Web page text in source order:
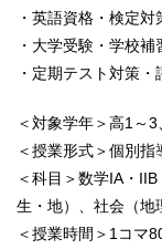
・英語資格・検定対
・大学受験・学校
・定期テスト対策
＜対象学年＞高1～3
＜授業形式＞個別指
＜科目＞数学IA・
生・地）、社会（地
＜授業時間＞1コマ